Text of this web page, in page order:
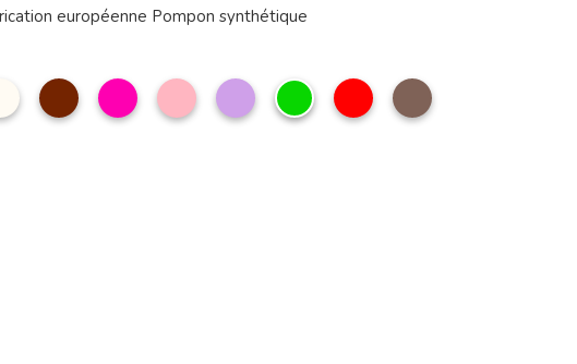
européenne Pompon synthétique
Beige Marron Fuchsia
Rose
clair
Parme Vert Rouge taupe